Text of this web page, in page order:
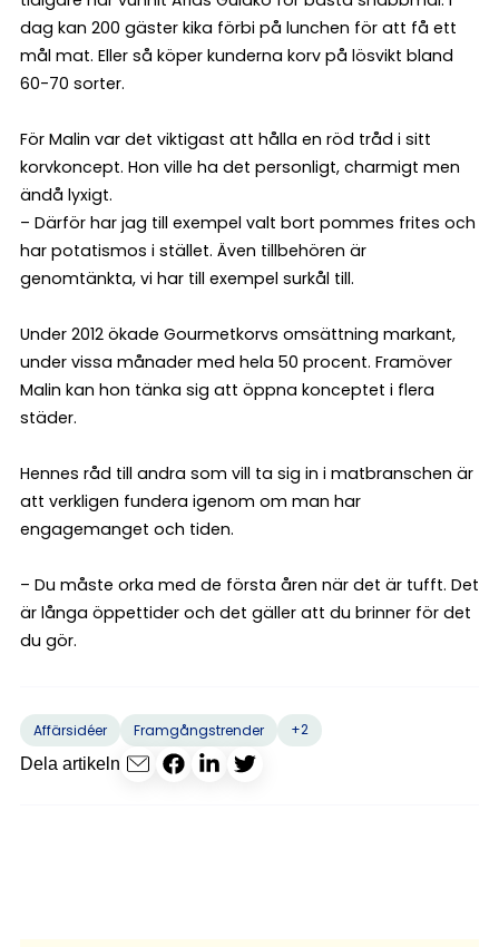
dag kan 200 gäster kika förbi på lunchen för att få ett
mål mat. Eller så köper kunderna korv på lösvikt bland
60-70 sorter.
För Malin var det viktigast att hålla en röd tråd i sitt
korvkoncept. Hon ville ha det personligt, charmigt men
ändå lyxigt.
– Därför har jag till exempel valt bort pommes frites och
har potatismos i stället. Även tillbehören är
genomtänkta, vi har till exempel surkål till.
Under 2012 ökade Gourmetkorvs omsättning markant,
under vissa månader med hela 50 procent. Framöver
Malin kan hon tänka sig att öppna konceptet i flera
städer.
Hennes råd till andra som vill ta sig in i matbranschen är
att verkligen fundera igenom om man har
engagemanget och tiden.
– Du måste orka med de första åren när det är tufft. Det
är långa öppettider och det gäller att du brinner för det
du gör.
Affärsidéer Framgångstrender
+2
Dela artikeln